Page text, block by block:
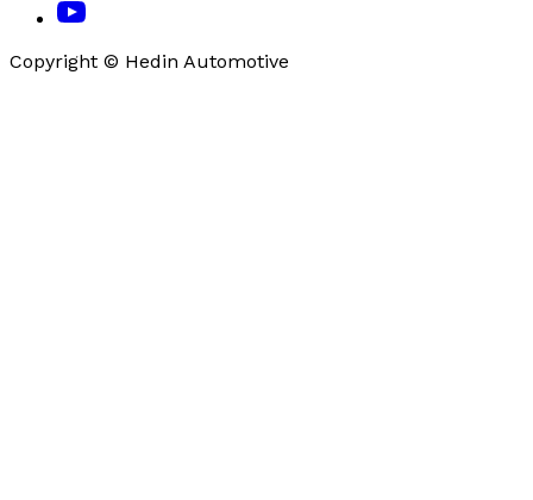
Copyright © Hedin Automotive